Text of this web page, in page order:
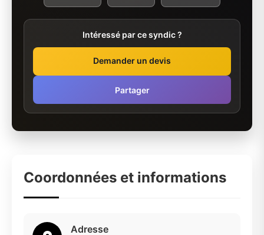
Intéressé par ce syndic ?
Demander un devis
Partager
Coordonnées et informations
Adresse